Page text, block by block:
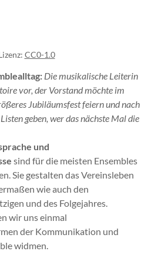
CC0-1.0
Die musikalische Leiterin
vor, der Vorstand möchte im
Jubiläumsfest feiern und nach
geben, wer das nächste Mal die
und
sind für die meisten Ensembles
Sie gestalten das Vereinsleben
wie auch den
und des Folgejahres.
wir uns einmal
der Kommunikation und
widmen.